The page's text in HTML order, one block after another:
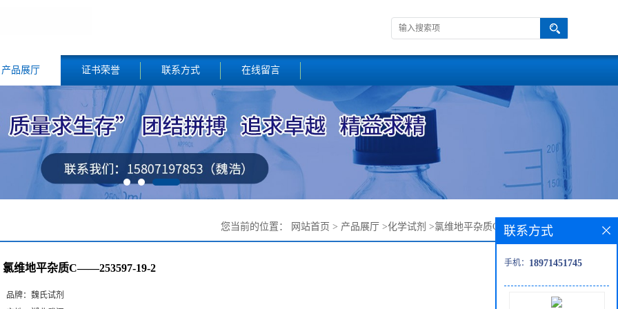
产品展厅 证书荣誉 联系方式 在线留言
您当前的位置： 网站首页 > 产品展厅 >化学试剂 >氯维地平杂质C——253597-19-2
氯维地平杂质C——253597-19-2
品牌： 魏氏试剂
联系方式
手机： 18971451745